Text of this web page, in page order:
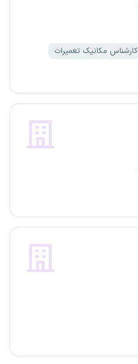
کارشناس مکانیک تعمیرات